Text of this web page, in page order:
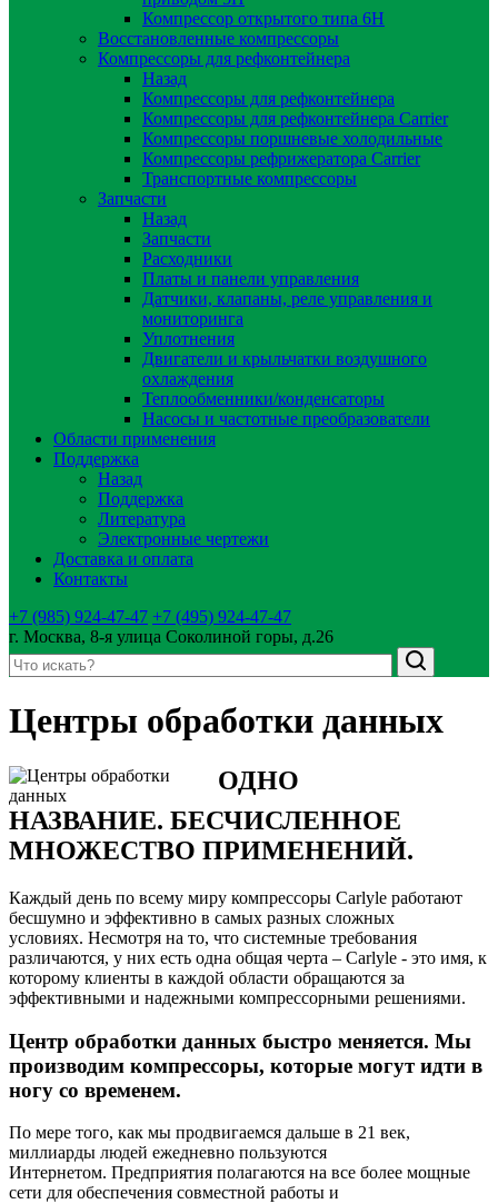
Компрессор открытого типа 6Н
Восстановленные компрессоры
Компрессоры для рефконтейнера
Назад
Компрессоры для рефконтейнера
Компрессоры для рефконтейнера Carrier
Компрессоры поршневые холодильные
Компрессоры рефрижератора Carrier
Транспортные компрессоры
Запчасти
Назад
Запчасти
Расходники
Платы и панели управления
Датчики, клапаны, реле управления и
мониторинга
Уплотнения
Двигатели и крыльчатки воздушного
охлаждения
Теплообменники/конденсаторы
Насосы и частотные преобразователи
Области применения
Поддержка
Назад
Поддержка
Литература
Электронные чертежи
Доставка и оплата
Контакты
+7 (985) 924-47-47 +7 (495) 924-47-47
г. Москва, 8-я улица Соколиной горы, д.26
Центры обработки данных
ОДНО
НАЗВАНИЕ. БЕСЧИСЛЕННОЕ
МНОЖЕСТВО ПРИМЕНЕНИЙ.
Каждый день по всему миру компрессоры Carlyle работают
бесшумно и эффективно в самых разных сложных
условиях. Несмотря на то, что системные требования
различаются, у них есть одна общая черта – Carlyle - это имя, к
которому клиенты в каждой области обращаются за
эффективными и надежными компрессорными решениями.
Центр обработки данных быстро меняется. Мы
производим компрессоры, которые могут идти в
ногу со временем.
По мере того, как мы продвигаемся дальше в 21 век,
миллиарды людей ежедневно пользуются
Интернетом. Предприятия полагаются на все более мощные
сети для обеспечения совместной работы и